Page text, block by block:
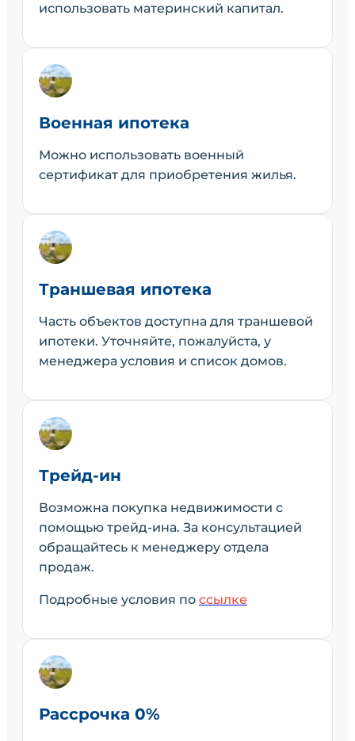
использовать материнский капитал.
Военная ипотека
Можно использовать военный
сертификат для приобретения жилья.
Траншевая ипотека
Часть объектов доступна для траншевой
ипотеки. Уточняйте, пожалуйста, у
менеджера условия и список домов.
Трейд-ин
Возможна покупка недвижимости с
помощью трейд-ина. За консультацией
обращайтесь к менеджеру отдела
продаж.
Подробные условия по ссылке
Рассрочка 0%